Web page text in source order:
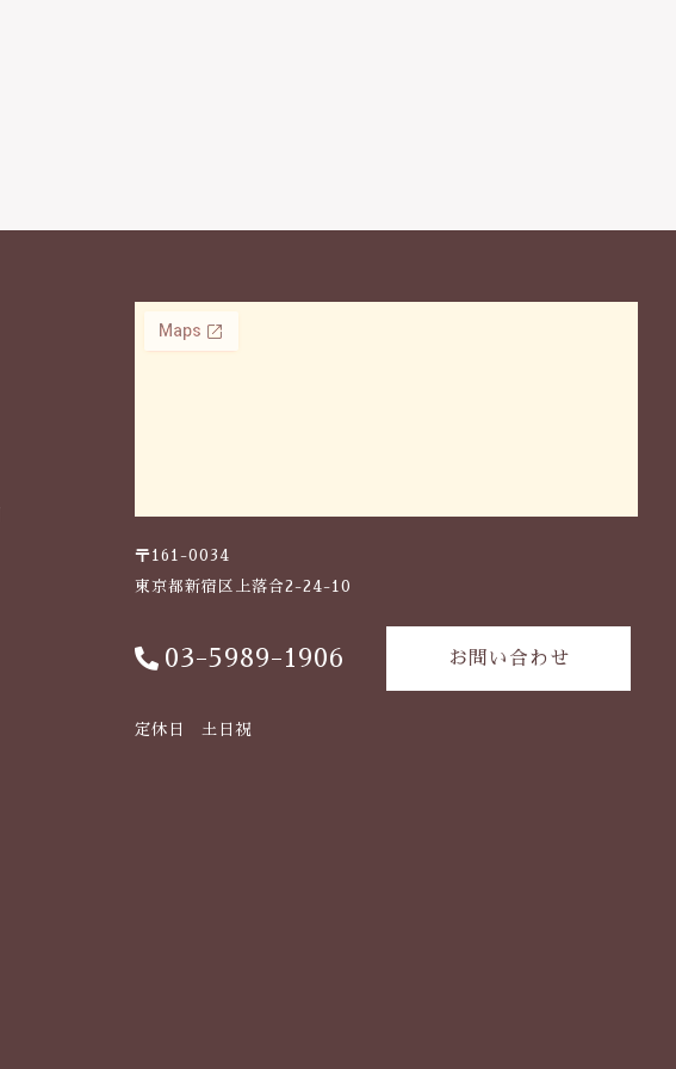
〒161-0034
東京都新宿区上落合2-24-10
03-5989-1906 お問い合わせ
定休日 土日祝